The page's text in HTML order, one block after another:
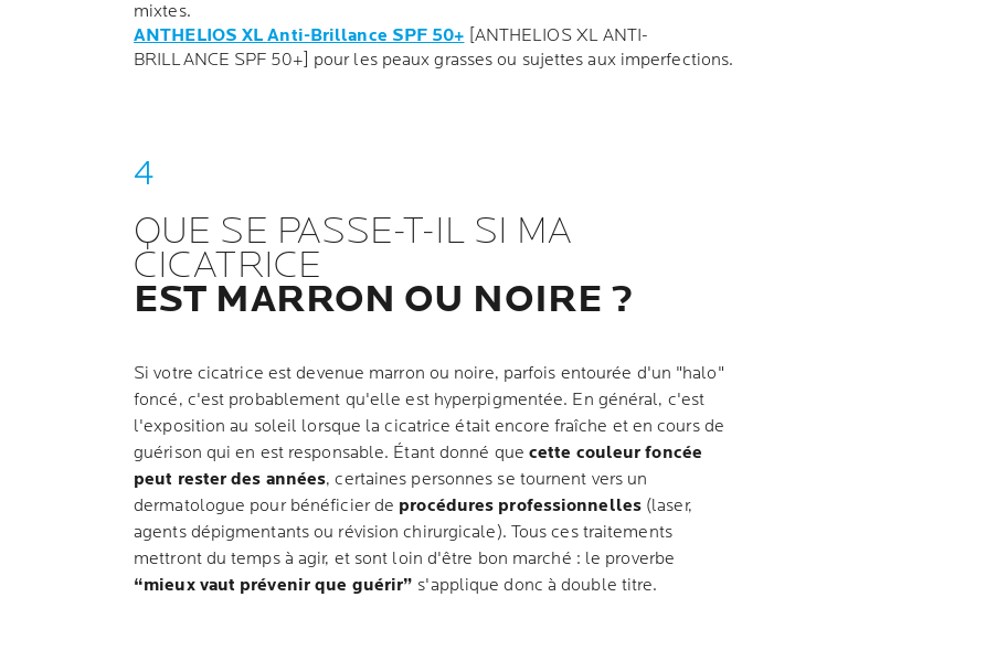
mixtes.
ANTHELIOS XL Anti-Brillance SPF 50+ [ANTHELIOS XL ANTI-
BRILLANCE SPF 50+] pour les peaux grasses ou sujettes aux imperfections.
QUE SE PASSE-T-IL SI MA
CICATRICE
EST MARRON OU NOIRE ?
Si votre cicatrice est devenue marron ou noire, parfois entourée d'un "halo"
foncé, c'est probablement qu'elle est hyperpigmentée. En général, c'est
l'exposition au soleil lorsque la cicatrice était encore fraîche et en cours de
guérison qui en est responsable. Étant donné que cette couleur foncée
peut rester des années, certaines personnes se tournent vers un
dermatologue pour bénéficier de procédures professionnelles(laser,
agents dépigmentants ou révision chirurgicale). Tous ces traitements
mettront du temps à agir, et sont loin d'être bon marché : le proverbe
“mieux vaut prévenir que guérir” s'applique donc à double titre.